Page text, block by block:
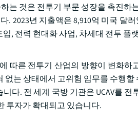
는 것은 전투기 부문 성장을 촉진하
2023년 지출액은 8,910억 미국 달
, 전력 현대화 사업, 차세대 전투 플
따른 전투기 산업의 방향이 변화하
는 상태에서 고위험 임무를 수행
다. 전 세계 국방 기관은 UCAV를
투자가 확대되고 있습니다.